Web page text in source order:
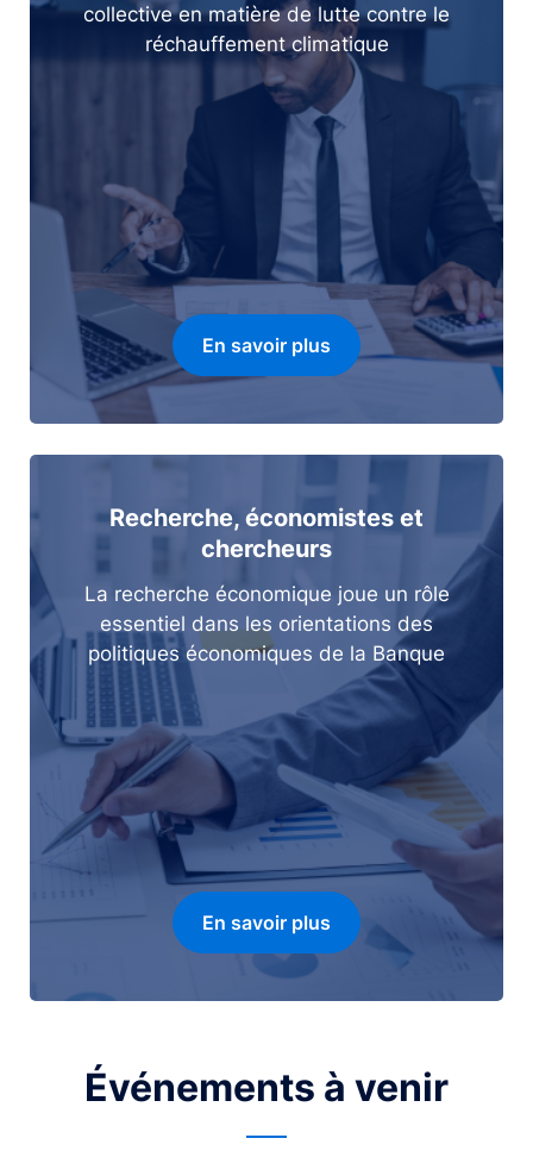
collective en matière de lutte contre le
réchauffement climatique
En savoir plus
Recherche, économistes et
chercheurs
La recherche économique joue un rôle
essentiel dans les orientations des
politiques économiques de la Banque
En savoir plus
Événements à venir